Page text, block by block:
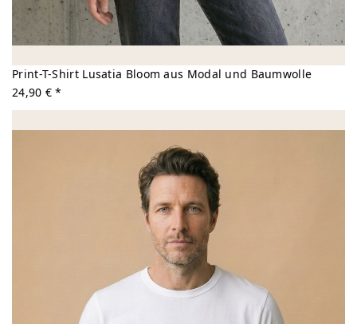
Print-T-Shirt Lusatia Bloom aus Modal und Baumwolle
24,90 € *